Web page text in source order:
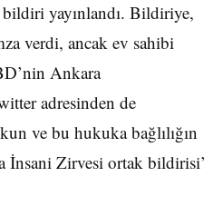
bildiri yayınlandı. Bildiriye,
verdi, ancak ev sahibi
Ankara
adresinden de
ve bu hukuka bağlılığın
İnsani Zirvesi ortak bildirisi’